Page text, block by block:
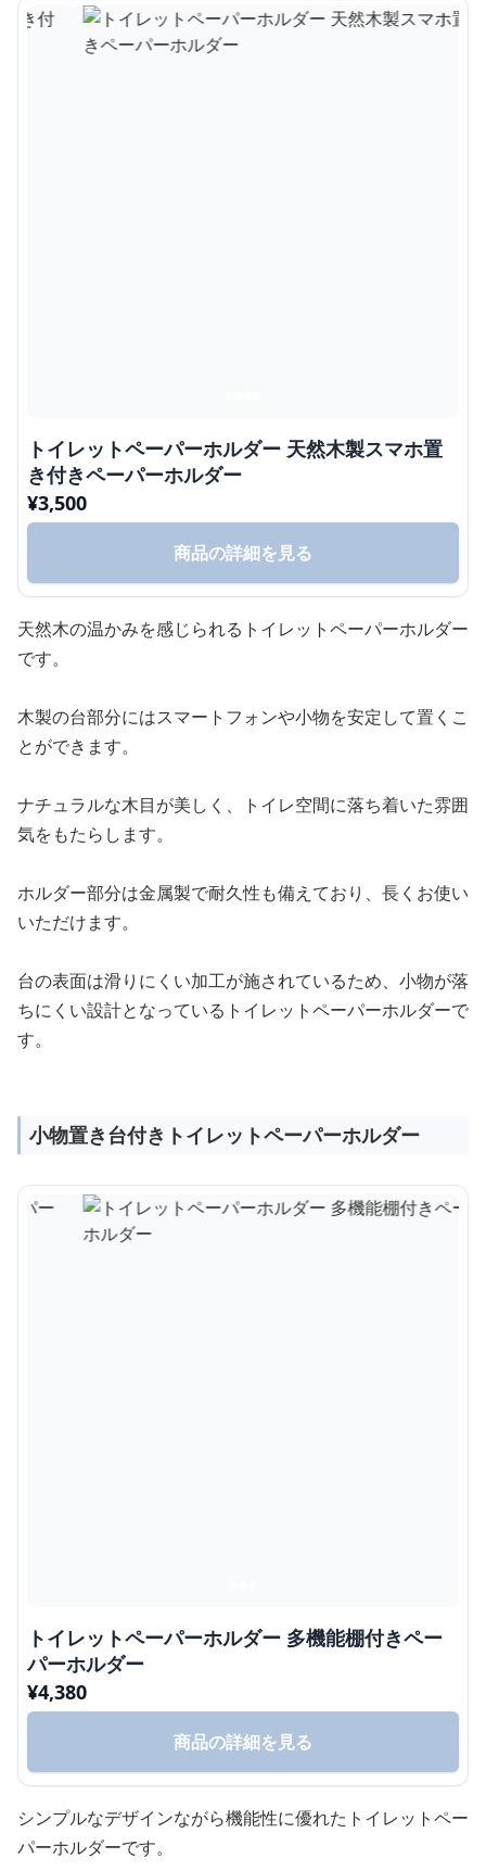
トイレットペーパーホルダー 天然木製スマホ置
き付きペーパーホルダー
¥3,500
商品の詳細を見る
天然木の温かみを感じられるトイレットペーパーホルダー
です。
木製の台部分にはスマートフォンや小物を安定して置くこ
とができます。
ナチュラルな木目が美しく、トイレ空間に落ち着いた雰囲
気をもたらします。
ホルダー部分は金属製で耐久性も備えており、長くお使い
いただけます。
台の表面は滑りにくい加工が施されているため、小物が落
ちにくい設計となっているトイレットペーパーホルダーで
す。
小物置き台付きトイレットペーパーホルダー
トイレットペーパーホルダー 多機能棚付きペー
パーホルダー
¥4,380
商品の詳細を見る
シンプルなデザインながら機能性に優れたトイレットペー
パーホルダーです。